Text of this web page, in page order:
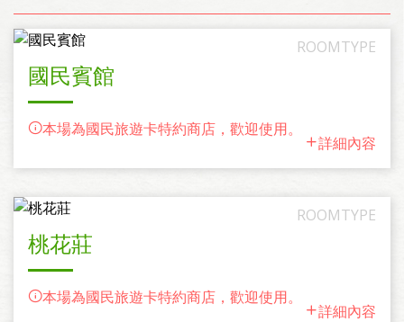
國民賓館
本場為國民旅遊卡特約商店，歡迎使用。
詳細內容
桃花莊
本場為國民旅遊卡特約商店，歡迎使用。
詳細內容